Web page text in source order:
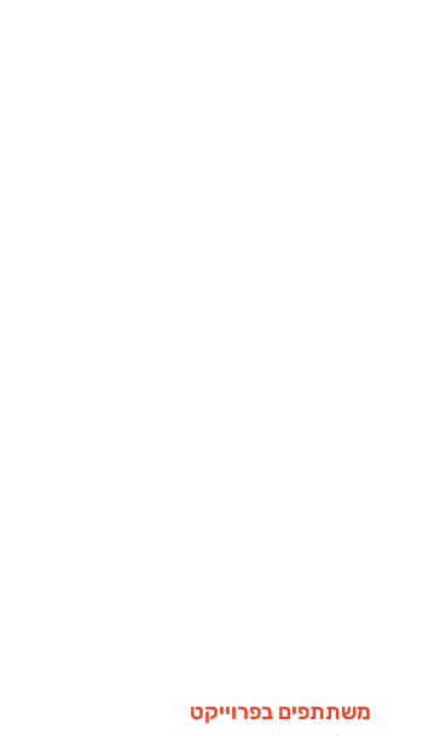
משתתפים בפרוייקט